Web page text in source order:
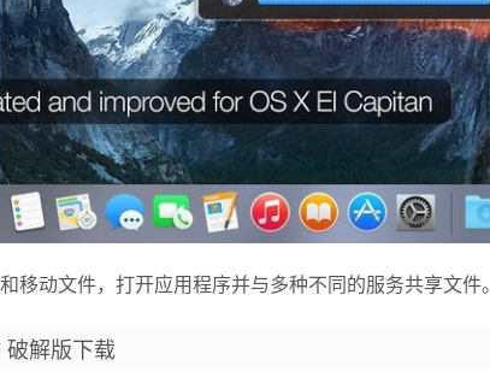
移动文件，打开应用程序并与多种不同的服务共享文件。
解版下载